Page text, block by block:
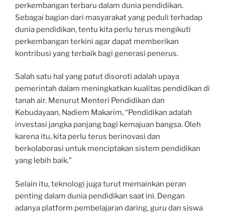
perkembangan terbaru dalam dunia pendidikan.
Sebagai bagian dari masyarakat yang peduli terhadap
dunia pendidikan, tentu kita perlu terus mengikuti
perkembangan terkini agar dapat memberikan
kontribusi yang terbaik bagi generasi penerus.
Salah satu hal yang patut disoroti adalah upaya
pemerintah dalam meningkatkan kualitas pendidikan di
tanah air. Menurut Menteri Pendidikan dan
Kebudayaan, Nadiem Makarim, “Pendidikan adalah
investasi jangka panjang bagi kemajuan bangsa. Oleh
karena itu, kita perlu terus berinovasi dan
berkolaborasi untuk menciptakan sistem pendidikan
yang lebih baik.”
Selain itu, teknologi juga turut memainkan peran
penting dalam dunia pendidikan saat ini. Dengan
adanya platform pembelajaran daring, guru dan siswa